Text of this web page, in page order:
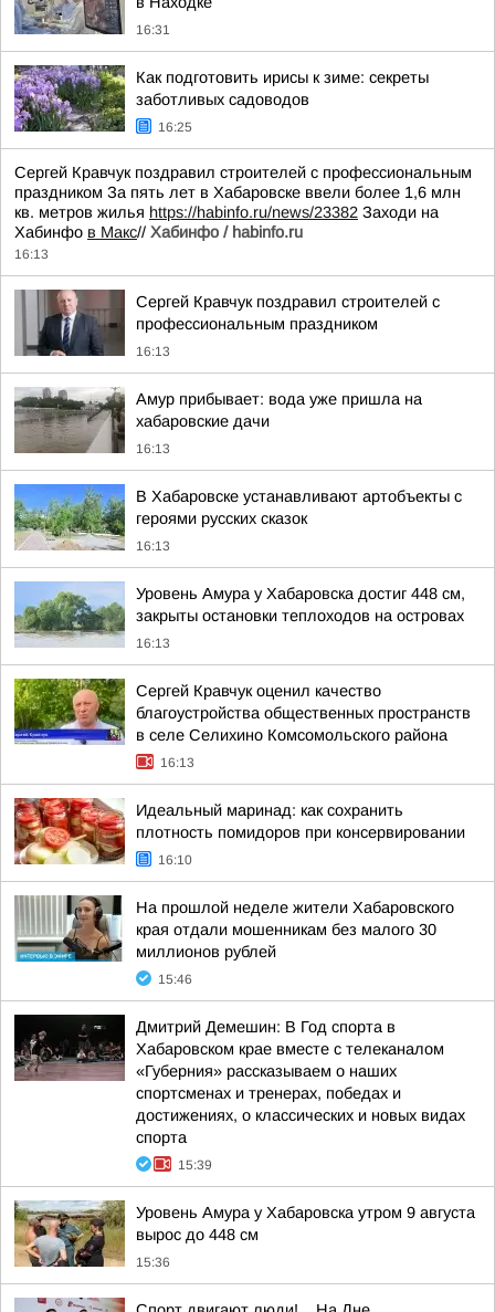
16:31
Как подготовить ирисы к зиме: секреты
заботливых садоводов
16:25
Сергей Кравчук поздравил строителей с профессиональным
праздником За пять лет в Хабаровске ввели более 1,6 млн
кв. метров жилья https://habinfo.ru/news/23382 Заходи на
Хабинфо в Макс// Хабинфо / habinfo.ru
16:13
Сергей Кравчук поздравил строителей с
профессиональным праздником
16:13
Амур прибывает: вода уже пришла на
хабаровские дачи
16:13
В Хабаровске устанавливают артобъекты с
героями русских сказок
16:13
Уровень Амура у Хабаровска достиг 448 см,
закрыты остановки теплоходов на островах
16:13
Сергей Кравчук оценил качество
благоустройства общественных пространств
в селе Селихино Комсомольского района
16:13
Идеальный маринад: как сохранить
плотность помидоров при консервировании
16:10
На прошлой неделе жители Хабаровского
края отдали мошенникам без малого 30
миллионов рублей
15:46
Дмитрий Демешин: В Год спорта в
Хабаровском крае вместе с телеканалом
«Губерния» рассказываем о наших
спортсменах и тренерах, победах и
достижениях, о классических и новых видах
спорта
15:39
Уровень Амура у Хабаровска утром 9 августа
вырос до 448 см
15:36